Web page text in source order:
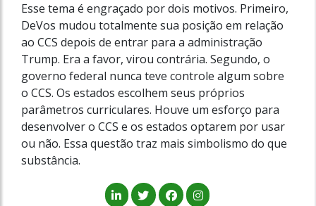
Esse tema é engraçado por dois motivos. Primeiro,
DeVos mudou totalmente sua posição em relação
ao CCS depois de entrar para a administração
Trump. Era a favor, virou contrária. Segundo, o
governo federal nunca teve controle algum sobre
o CCS. Os estados escolhem seus próprios
parâmetros curriculares. Houve um esforço para
desenvolver o CCS e os estados optarem por usar
ou não. Essa questão traz mais simbolismo do que
substância.